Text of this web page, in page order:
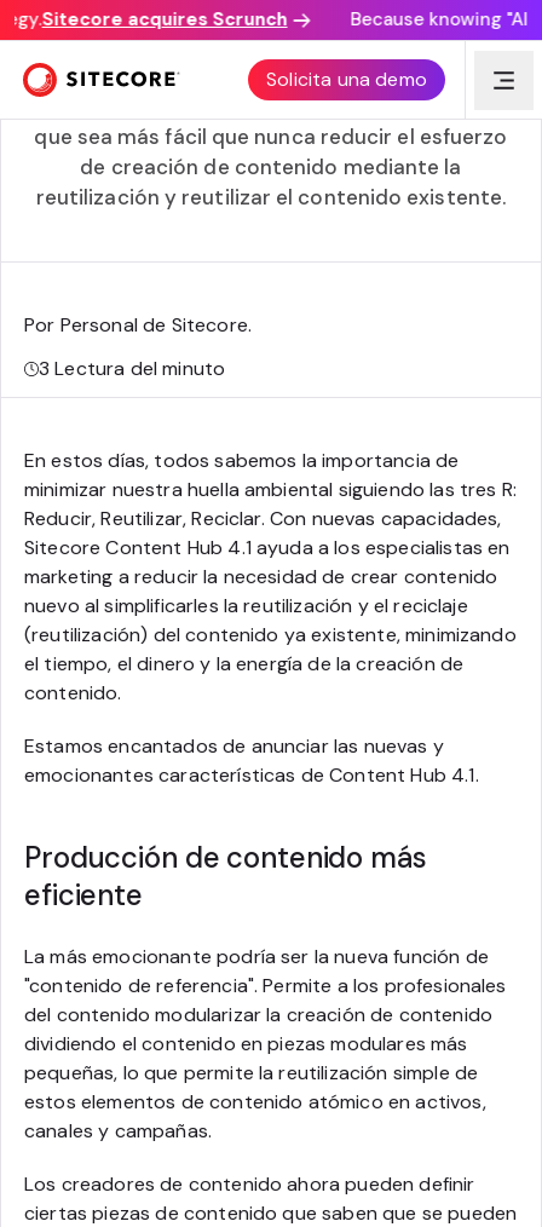
Sitecore acquires Scrunch Because knowing "AI
Solicita una demo
Maximice su contenido con Sitecore Content Hub 4.1
La última versión de Sitecore Content Hub hace
que sea más fácil que nunca reducir el esfuerzo
de creación de contenido mediante la
reutilización y reutilizar el contenido existente.
Por Personal de Sitecore.
3Lectura del minuto
En estos días, todos sabemos la importancia de
minimizar nuestra huella ambiental siguiendo las tres R:
Reducir, Reutilizar, Reciclar. Con nuevas capacidades,
Sitecore Content Hub 4.1 ayuda a los especialistas en
marketing a reducir la necesidad de crear contenido
nuevo al simplificarles la reutilización y el reciclaje
(reutilización) del contenido ya existente, minimizando
el tiempo, el dinero y la energía de la creación de
contenido.
Estamos encantados de anunciar las nuevas y
emocionantes características de Content Hub 4.1.
Producción de contenido más
eficiente
La más emocionante podría ser la nueva función de
"contenido de referencia". Permite a los profesionales
del contenido modularizar la creación de contenido
dividiendo el contenido en piezas modulares más
pequeñas, lo que permite la reutilización simple de
estos elementos de contenido atómico en activos,
canales y campañas.
Los creadores de contenido ahora pueden definir
ciertas piezas de contenido que saben que se pueden